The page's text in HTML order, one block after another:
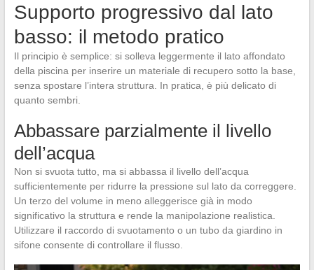
Supporto progressivo dal lato
basso: il metodo pratico
Il principio è semplice: si solleva leggermente il lato affondato
della piscina per inserire un materiale di recupero sotto la base,
senza spostare l’intera struttura. In pratica, è più delicato di
quanto sembri.
Abbassare parzialmente il livello
dell’acqua
Non si svuota tutto, ma si abbassa il livello dell’acqua
sufficientemente per ridurre la pressione sul lato da correggere.
Un terzo del volume in meno alleggerisce già in modo
significativo la struttura e rende la manipolazione realistica.
Utilizzare il raccordo di svuotamento o un tubo da giardino in
sifone consente di controllare il flusso.